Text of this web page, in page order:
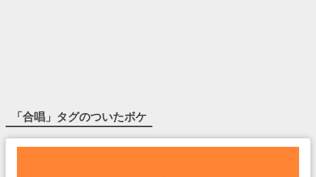
「合唱 」タグのついたボケ